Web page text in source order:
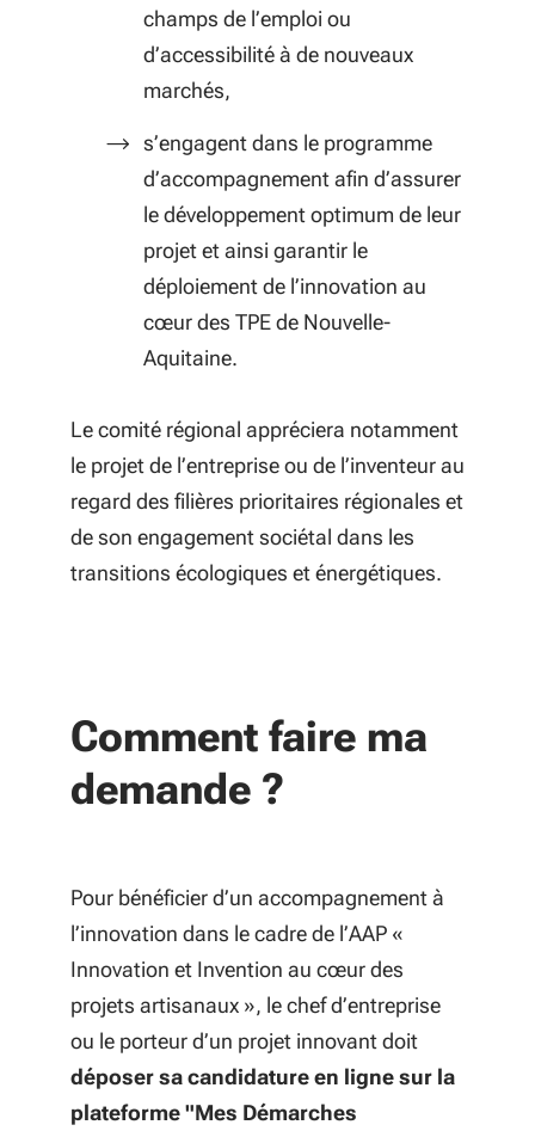
champs de l’emploi ou
d’accessibilité à de nouveaux
marchés,
s’engagent dans le programme
d’accompagnement afin d’assurer
le développement optimum de leur
projet et ainsi garantir le
déploiement de l’innovation au
cœur des TPE de Nouvelle-
Aquitaine.
Le comité régional appréciera notamment
le projet de l’entreprise ou de l’inventeur au
regard des filières prioritaires régionales et
de son engagement sociétal dans les
transitions écologiques et énergétiques.
Comment faire ma
demande ?
Pour bénéficier d’un accompagnement à
l’innovation dans le cadre de l’AAP «
Innovation et Invention au cœur des
projets artisanaux », le chef d’entreprise
ou le porteur d’un projet innovant doit
déposer sa candidature en ligne sur la
plateforme "Mes Démarches